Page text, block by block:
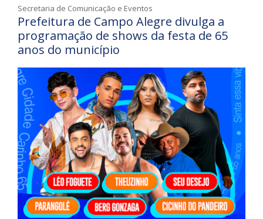
Secretaria de Comunicação e Eventos
Prefeitura de Campo Alegre divulga a
programação de shows da festa de 65
anos do município